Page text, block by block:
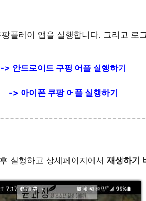
플레이 앱을 실행합니다. 그리고 로
-> 안드로이드 쿠팡 어플 실행하기
-> 아이폰 쿠팡 어플 실행하기
실행하고 상세페이지에서 재생하기